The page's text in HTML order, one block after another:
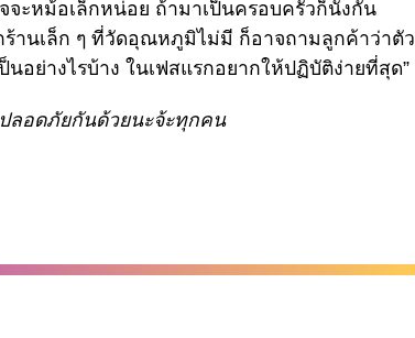
จะหม้อเล็กหน่อย ถ้ามาเป็นครอบครัวก็นั่งกัน
านเล็ก ๆ ที่วัดอุณหภูมิไม่มี ก็อาจถามลูกค้าว่าตัว
อย่างไรบ้าง ในเฟสแรกอยากให้ปฏิบัติง่ายที่สุด”
ลอดภัยกันด้วยนะจ้ะทุกคน